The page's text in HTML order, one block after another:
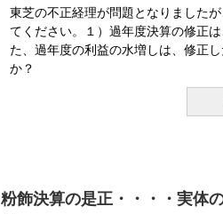
東芝の不正経理が問題となりました
てください。１）過年度決算の修正
た、過年度の利益の水増しは、修正
か？
粉飾決算の是正・・・・実体